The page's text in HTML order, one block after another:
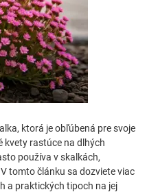
ktorá je obľúbená pre svoje
kvety rastúce na dlhých
používa v skalkách,
tomto článku sa dozviete viac
a praktických tipoch na jej